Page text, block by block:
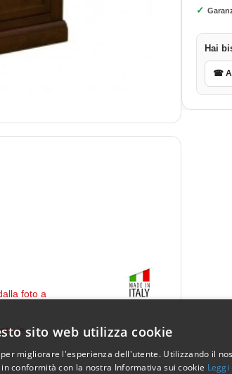
foto a
le
✓
Hai
☎
sito web utilizza cookie
migliorare l'esperienza dell'utente. Utilizzando il
conformità con la nostra Informativa sui cookie